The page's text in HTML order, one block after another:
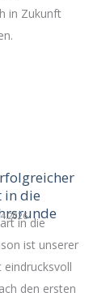
in Zukunft
in die
in die
ist unserer
eindrucksvoll
den ersten